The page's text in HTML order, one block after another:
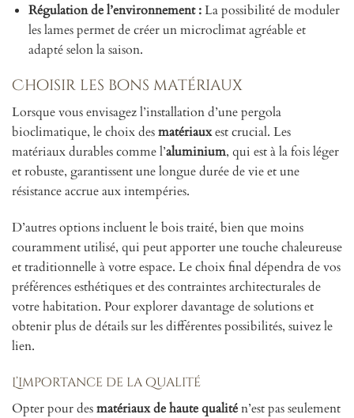
Régulation de l’environnement :La possibilité de moduler
les lames permet de créer un microclimat agréable et
adapté selon la saison.
Choisir les bons matériaux
Lorsque vous envisagez l’installation d’une pergola
bioclimatique, le choix desmatériauxest crucial. Les
matériaux durables comme l’aluminium, qui est à la fois léger
et robuste, garantissent une longue durée de vie et une
résistance accrue aux intempéries.
D’autres options incluent le bois traité, bien que moins
couramment utilisé, qui peut apporter une touche chaleureuse
et traditionnelle à votre espace. Le choix final dépendra de vos
préférences esthétiques et des contraintes architecturales de
votre habitation. Pour explorer davantage de solutions et
obtenir plus de détails sur les différentes possibilités, suivez le
lien.
L’importance de la qualité
Opter pour desmatériaux de haute qualitén’est pas seulement